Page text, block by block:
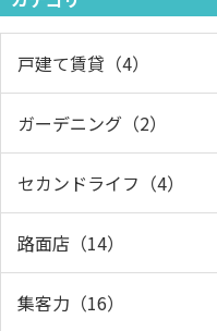
戸建て賃貸（4）
ガーデニング（2）
セカンドライフ（4）
路面店（14）
集客力（16）